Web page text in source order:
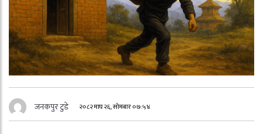
जनकपुर टुडे २०८२ माघ २६, सोमबार ०७:५४